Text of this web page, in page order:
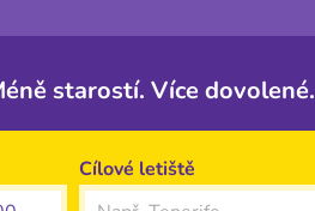
starostí. Více dovolené.
Cílové letiště